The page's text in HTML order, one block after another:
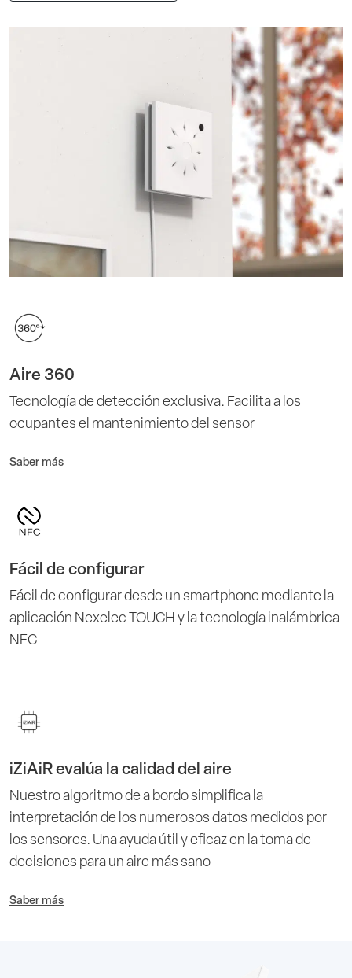
Aire 360
Tecnología de detección exclusiva. Facilita a los
ocupantes el mantenimiento del sensor
Saber más
Fácil de configurar
Fácil de configurar desde un smartphone mediante la
aplicación Nexelec TOUCH y la tecnología inalámbrica
NFC
iZiAiR evalúa la calidad del aire
Nuestro algoritmo de a bordo simplifica la
interpretación de los numerosos datos medidos por
los sensores. Una ayuda útil y eficaz en la toma de
decisiones para un aire más sano
Saber más